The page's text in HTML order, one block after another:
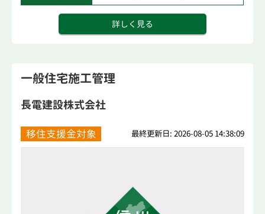
詳しく見る
一般住宅施工管理
長電建設株式会社
移住支援金対象 最終更新日: 2026-08-05 14:38:09